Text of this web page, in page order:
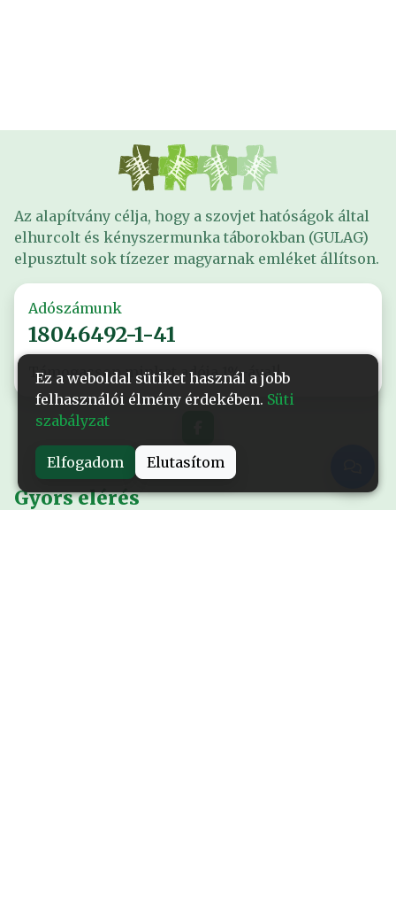
Ez a weboldal sütiket használ a jobb
felhasználói élmény érdekében. Süti
szabályzat
Elfogadom Elutasítom
Az alapítvány célja, hogy a szovjet hatóságok által
elhurcolt és kényszermunka táborokban (GULAG)
elpusztult sok tízezer magyarnak emléket állítson.
Adószámunk
18046492-1-41
Támogasson minket adója 1%-ával!
Gyors elérés